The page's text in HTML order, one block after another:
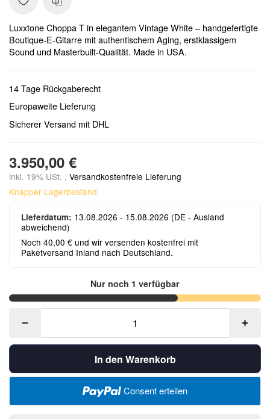
Luxxtone Choppa T in elegantem Vintage White – handgefertigte
Boutique-E-Gitarre mit authentischem Aging, erstklassigem
Sound und Masterbuilt-Qualität. Made in USA.
14 Tage Rückgaberecht
Europaweite Lieferung
Sicherer Versand mit DHL
3.950,00 €
inkl. 19% USt. , Versandkostenfreie Lieferung
Knapper Lagerbestand
Lieferdatum: 13.08.2026 - 15.08.2026 (DE - Ausland
abweichend)
Noch 40,00 € und wir versenden kostenfrei mit
Paketversand Inland nach Deutschland.
Nur noch 1 verfügbar
In den Warenkorb
Consent erteilen